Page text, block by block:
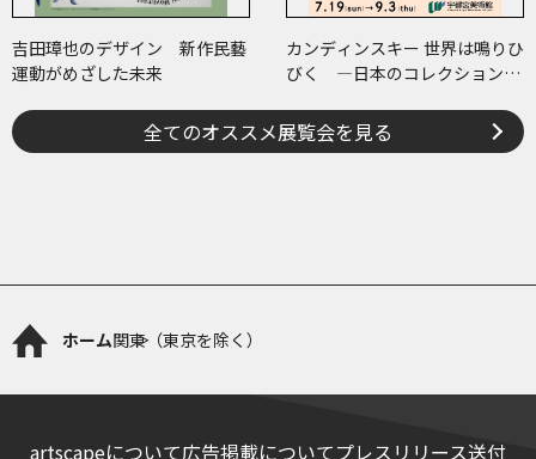
吉田璋也のデザイン 新作民藝
運動がめざした未来
カンディンスキー 世界は鳴りひ
びく ―日本のコレクションで
全てのオススメ展覧会を見る
ホーム関東（東京を除く）
artscapeについて広告掲載についてプレスリリース送付